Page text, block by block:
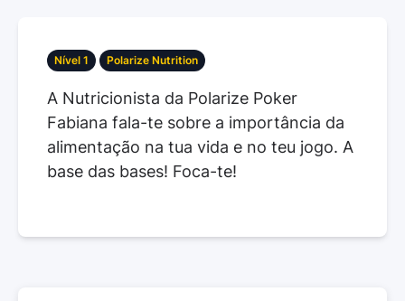
Nível 1 Polarize Nutrition
A Nutricionista da Polarize Poker
Fabiana fala-te sobre a importância da
alimentação na tua vida e no teu jogo. A
base das bases! Foca-te!